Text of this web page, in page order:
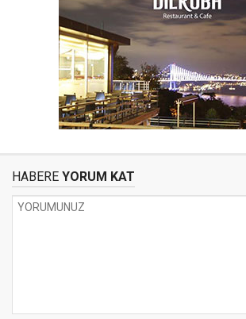
HABERE YORUM KAT